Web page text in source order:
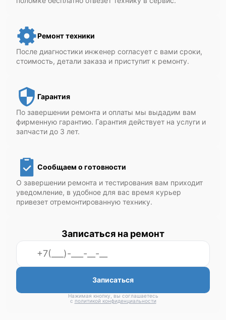
Ремонт техники
После диагностики инженер согласует с вами сроки,
стоимость, детали заказа и приступит к ремонту.
Гарантия
По завершении ремонта и оплаты мы выдадим вам
фирменную гарантию. Гарантия действует на услуги и
запчасти до 3 лет.
Сообщаем о готовности
О завершении ремонта и тестирования вам приходит
уведомление, в удобное для вас время курьер
привезет отремонтированную технику.
Записаться на ремонт
Записаться
Нажимая кнопку, вы соглашаетесь
с политикой конфиденциальности